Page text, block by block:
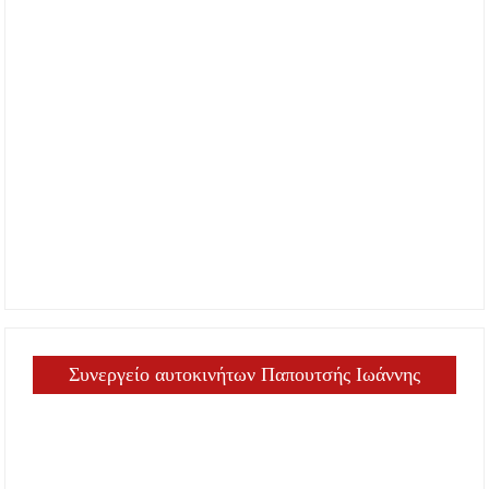
Συνεργείο αυτοκινήτων Παπουτσής Ιωάννης